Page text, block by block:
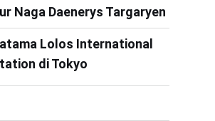
Naga Daenerys Targaryen
Lolos International
di Tokyo